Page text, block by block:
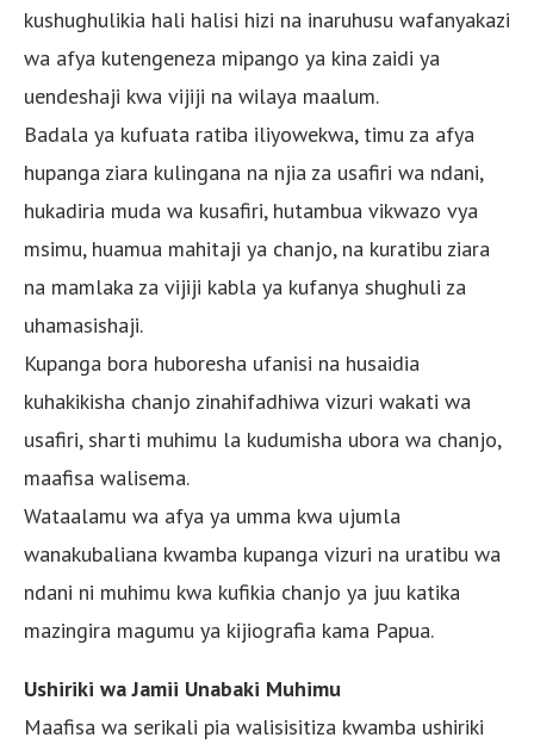
kushughulikia hali halisi hizi na inaruhusu wafanyakazi
wa afya kutengeneza mipango ya kina zaidi ya
uendeshaji kwa vijiji na wilaya maalum.
Badala ya kufuata ratiba iliyowekwa, timu za afya
hupanga ziara kulingana na njia za usafiri wa ndani,
hukadiria muda wa kusafiri, hutambua vikwazo vya
msimu, huamua mahitaji ya chanjo, na kuratibu ziara
na mamlaka za vijiji kabla ya kufanya shughuli za
uhamasishaji.
Kupanga bora huboresha ufanisi na husaidia
kuhakikisha chanjo zinahifadhiwa vizuri wakati wa
usafiri, sharti muhimu la kudumisha ubora wa chanjo,
maafisa walisema.
Wataalamu wa afya ya umma kwa ujumla
wanakubaliana kwamba kupanga vizuri na uratibu wa
ndani ni muhimu kwa kufikia chanjo ya juu katika
mazingira magumu ya kijiografia kama Papua.
Ushiriki wa Jamii Unabaki Muhimu
Maafisa wa serikali pia walisisitiza kwamba ushiriki